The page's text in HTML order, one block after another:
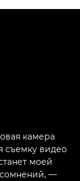
камера
съемку видео
моей
сомнений, —